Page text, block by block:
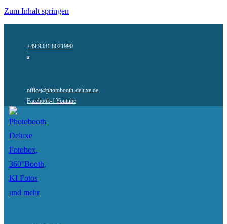
Zum Inhalt springen
+49 9331 8021990
office@photobooth-deluxe.de
Facebook-f Youtube